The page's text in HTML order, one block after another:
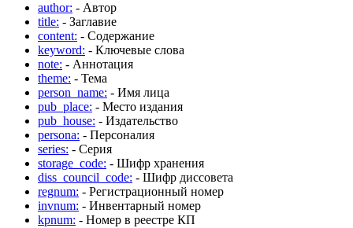
author: - Автор
title: - Заглавие
content: - Содержание
keyword: - Ключевые слова
note: - Аннотация
theme: - Тема
person_name: - Имя лица
pub_place: - Место издания
pub_house: - Издательство
persona: - Персоналия
series: - Серия
storage_code: - Шифр хранения
diss_council_code: - Шифр диссовета
regnum: - Регистрационный номер
invnum: - Инвентарный номер
kpnum: - Номер в реестре КП